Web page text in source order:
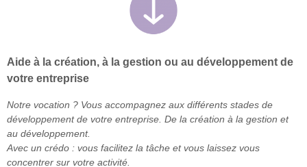
Aide à la création, à la gestion ou au développement de
votre entreprise
Notre vocation ? Vous accompagnez aux différents stades de
développement de votre entreprise. De la création à la gestion et
au développement.
Avec un crédo : vous facilitez la tâche et vous laissez vous
concentrer sur votre activité.